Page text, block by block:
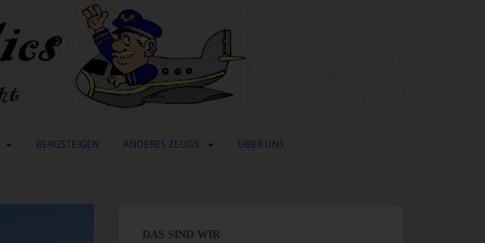
BERGSTEIGEN ANDERES ZEUGS ÜBER UNS
DAS SIND WIR